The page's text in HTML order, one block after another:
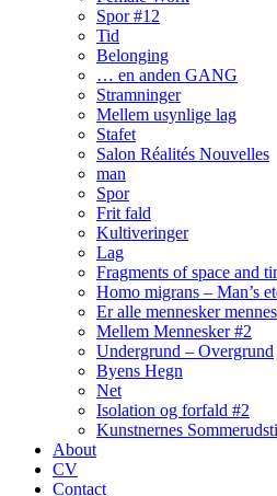
Spor #12
Tid
Belonging
… en anden GANG
Stramninger
Mellem usynlige lag
Stafet
Salon Réalités Nouvelles
man
Spor
Frit fald
Kultiveringer
Lag
Fragments of space and
Homo migrans – Man’s
Er alle mennesker
Mellem Mennesker #2
Undergrund – Overgrund
Byens Hegn
Net
Isolation og forfald #2
Kunstnernes
About
CV
Contact